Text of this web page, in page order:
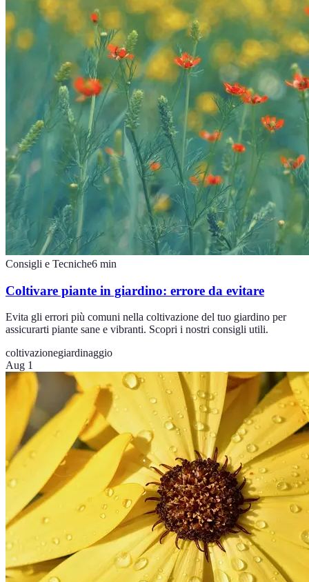
Consigli e Tecniche6 min
Coltivare piante in giardino: errore da evitare
Evita gli errori più comuni nella coltivazione del tuo giardino per
assicurarti piante sane e vibranti. Scopri i nostri consigli utili.
coltivazionegiardinaggio
Aug 1